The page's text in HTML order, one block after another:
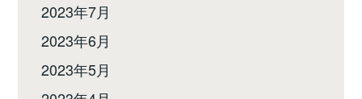
2023年7月
2023年6月
2023年5月